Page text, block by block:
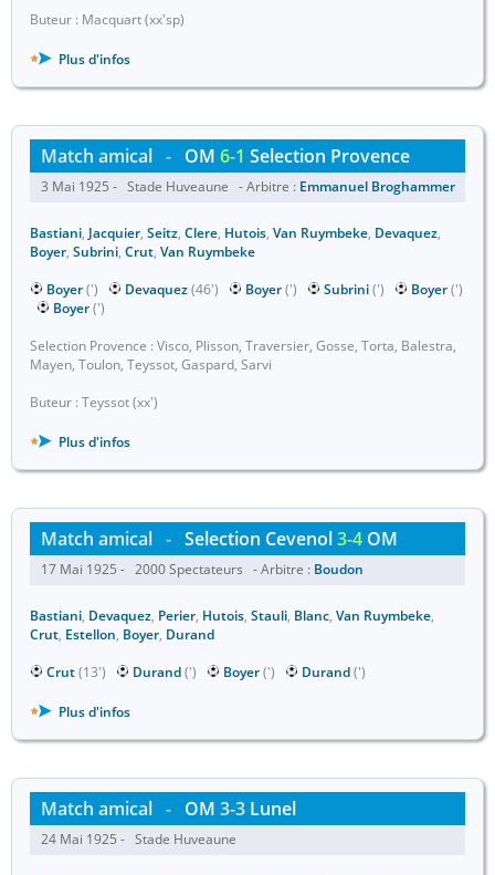
Buteur : Macquart (xx'sp)
Plus d'infos
Match amical - OM 6-1 Selection Provence
3 Mai 1925 - Stade Huveaune - Arbitre : Emmanuel Broghammer
Bastiani, Jacquier, Seitz, Clere, Hutois, Van Ruymbeke, Devaquez,
Boyer, Subrini, Crut, Van Ruymbeke
Boyer(') Devaquez(46') Boyer(') Subrini(') Boyer(')
Boyer(')
Selection Provence : Visco, Plisson, Traversier, Gosse, Torta, Balestra,
Mayen, Toulon, Teyssot, Gaspard, Sarvi
Buteur : Teyssot (xx')
Plus d'infos
Match amical - Selection Cevenol3-4 OM
17 Mai 1925 - 2000 Spectateurs - Arbitre : Boudon
Bastiani, Devaquez, Perier, Hutois, Stauli, Blanc, Van Ruymbeke,
Crut, Estellon, Boyer, Durand
Crut(13') Durand(') Boyer(') Durand(')
Plus d'infos
Match amical - OM 3-3 Lunel
24 Mai 1925 - Stade Huveaune